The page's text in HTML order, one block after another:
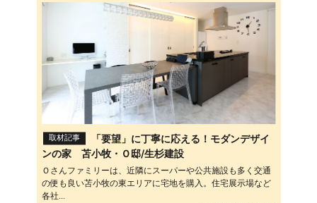
取材記事
「要望」に丁寧に応える！モダンデザイ
ンの家 苫小牧・Ｏ邸/生杉建設
Ｏさんファミリーは、近隣にスーパーや公共施設も多く交通
の便も良い苫小牧の東エリアに宅地を購入。住宅展示場など
各社...